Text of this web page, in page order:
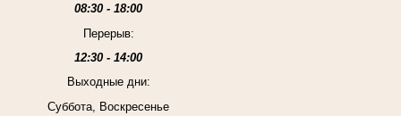
08:30 - 18:00
Перерыв:
12:30 - 14:00
Выходные дни:
Суббота, Воскресенье